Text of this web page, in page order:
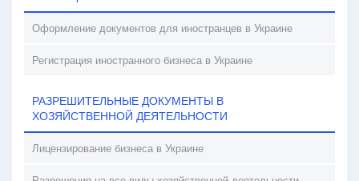
Оформление документов для иностранцев в Украине
Регистрация иностранного бизнеса в Украине
РАЗРЕШИТЕЛЬНЫЕ ДОКУМЕНТЫ В
ХОЗЯЙСТВЕННОЙ ДЕЯТЕЛЬНОСТИ
Лицензирование бизнеса в Украине